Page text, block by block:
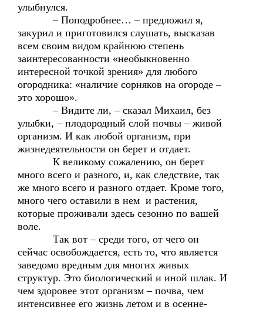
улыбнулся.
– Поподробнее… – предложил я,
закурил и приготовился слушать, высказав
всем своим видом крайнюю степень
заинтересованности «необыкновенно
интересной точкой зрения» для любого
огородника: «наличие сорняков на огороде –
это хорошо».
– Видите ли, – сказал Михаил, без
улыбки, – плодородный слой почвы – живой
организм. И как любой организм, при
жизнедеятельности он берет и отдает.
К великому сожалению, он берет
много всего и разного, и, как следствие, так
же много всего и разного отдает. Кроме того,
много чего оставили в нем и растения,
которые проживали здесь сезонно по вашей
воле.
Так вот – среди того, от чего он
сейчас освобождается, есть то, что является
заведомо вредным для многих живых
структур. Это биологический и иной шлак. И
чем здоровее этот организм – почва, чем
интенсивнее его жизнь летом и в осенне-